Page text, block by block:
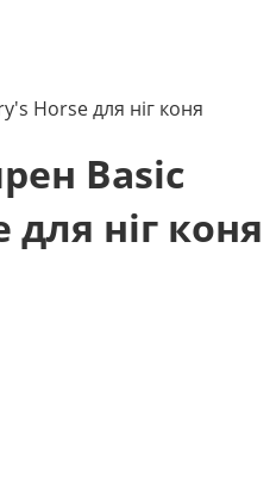
Horse для ніг коня
Basic
ніг коня